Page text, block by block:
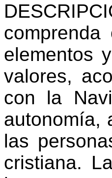
elementos
valores,
con la
autonomía,
las
cristiana.